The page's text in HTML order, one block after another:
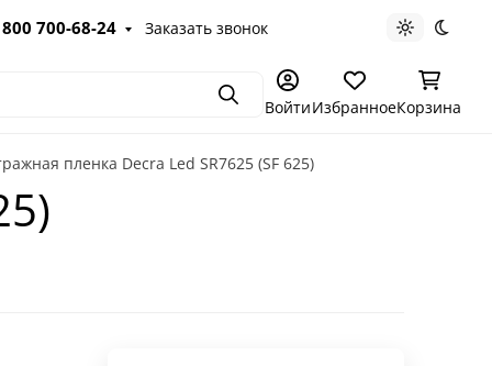
700-68-24 Заказать звонок Светлая
ПоискВойтиИзбранноеКорзина
пленка Decra Led SR7625 (SF 625)